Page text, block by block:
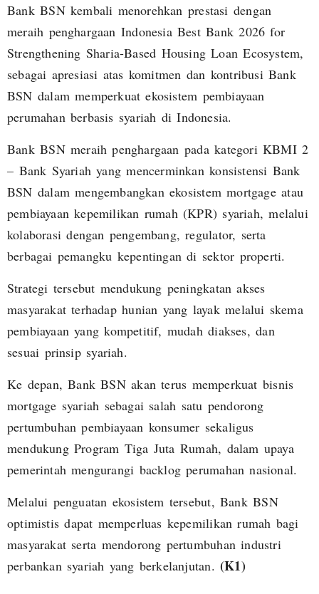
Bank BSN kembali menorehkan prestasi dengan
meraih penghargaan Indonesia Best Bank 2026 for
Strengthening Sharia-Based Housing Loan Ecosystem,
sebagai apresiasi atas komitmen dan kontribusi Bank
BSN dalam memperkuat ekosistem pembiayaan
perumahan berbasis syariah di Indonesia.
Bank BSN meraih penghargaan pada kategori KBMI 2
– Bank Syariah yang mencerminkan konsistensi Bank
BSN dalam mengembangkan ekosistem mortgage atau
pembiayaan kepemilikan rumah (KPR) syariah, melalui
kolaborasi dengan pengembang, regulator, serta
berbagai pemangku kepentingan di sektor properti.
Strategi tersebut mendukung peningkatan akses
masyarakat terhadap hunian yang layak melalui skema
pembiayaan yang kompetitif, mudah diakses, dan
sesuai prinsip syariah.
Ke depan, Bank BSN akan terus memperkuat bisnis
mortgage syariah sebagai salah satu pendorong
pertumbuhan pembiayaan konsumer sekaligus
mendukung Program Tiga Juta Rumah, dalam upaya
pemerintah mengurangi backlog perumahan nasional.
Melalui penguatan ekosistem tersebut, Bank BSN
optimistis dapat memperluas kepemilikan rumah bagi
masyarakat serta mendorong pertumbuhan industri
perbankan syariah yang berkelanjutan. (K1)